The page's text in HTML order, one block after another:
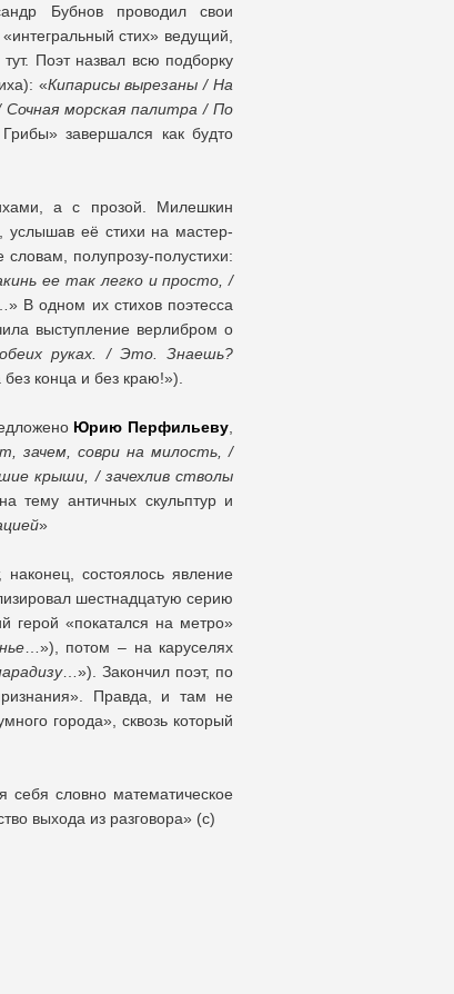
Бубнов проводил свои
стих» ведущий,
Поэт назвал всю подборку
«Кипарисы вырезаны / На
морская палитра / По
завершался как будто
а с прозой. Милешкин
услышав её стихи на мастер-
полупрозу-полустихи:
ее так легко и просто, /
В одном их стихов поэтесса
выступление верлибром о
руках. / Это. Знаешь?
конца и без краю!»).
Юрию Перфильеву
зачем, соври на милость, /
крыши, / зачехлив стволы
тему античных скульптур и
»
состоялось явление
шестнадцатую серию
герой «покатался на метро»
…»), потом – на каруселях
…»). Закончил поэт, по
Правда, и там не
города», сквозь который
словно математическое
выхода из разговора» (с)